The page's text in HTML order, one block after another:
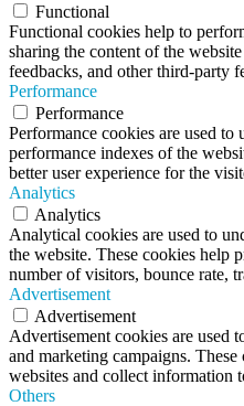
Functional
Functional cookies help to
sharing the content of the
feedbacks, and other third-party
Performance
Performance
Performance cookies are used to
performance indexes of the
better user experience for the
Analytics
Analytics
Analytical cookies are used to
the website. These cookies help
number of visitors, bounce rate,
Advertisement
Advertisement
Advertisement cookies are used
and marketing campaigns.
websites and collect information
Others